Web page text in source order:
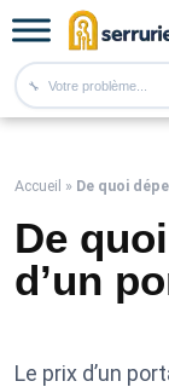
🔧
Accueil » De quoi
De
d’un
Le prix d’un